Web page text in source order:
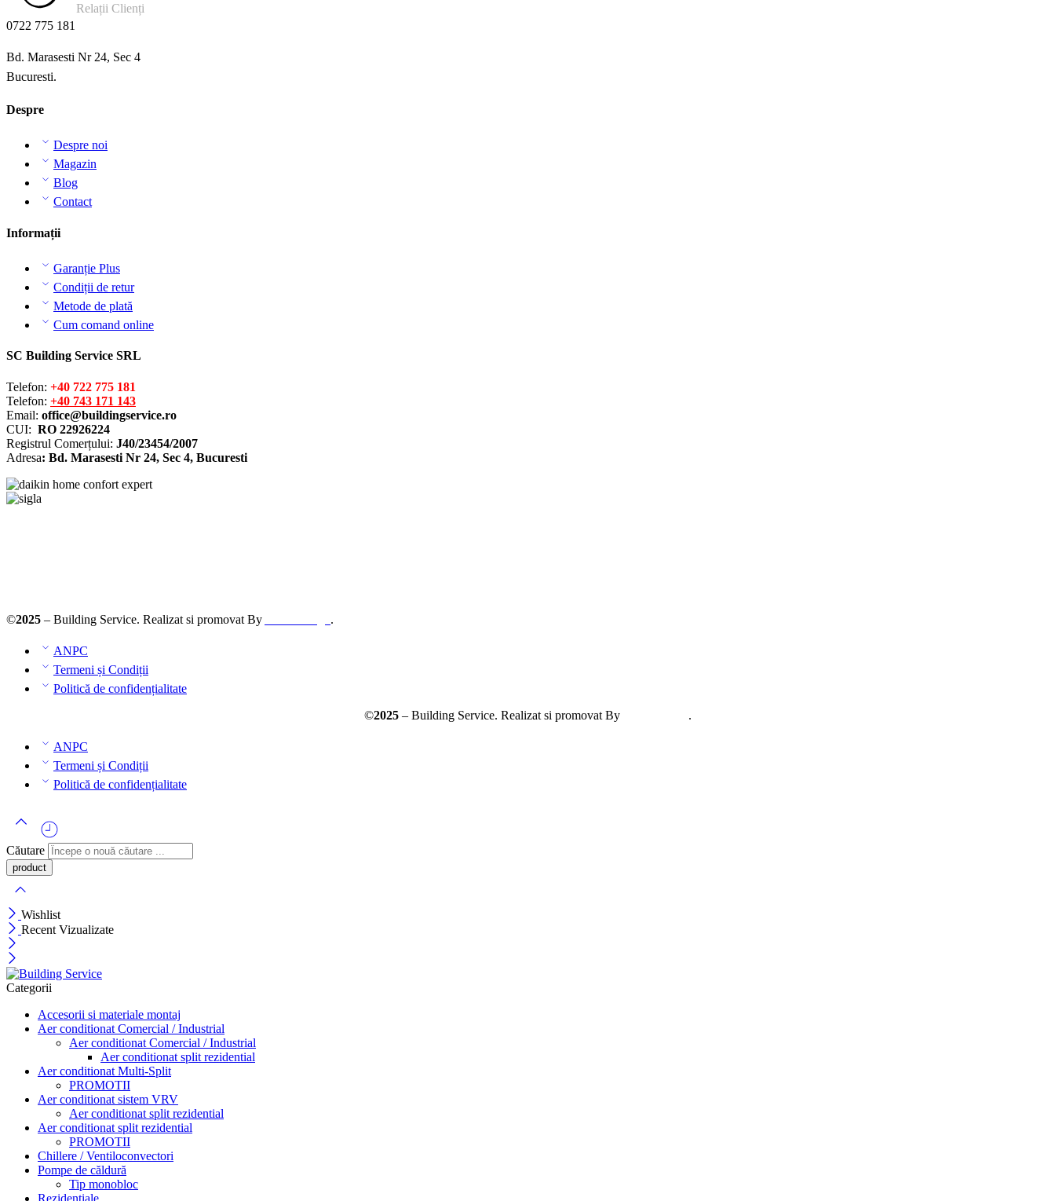
Relații Clienți
0722 775 181
Bd. Marasesti Nr 24, Sec 4
Bucuresti.
Despre
Despre noi
Magazin
Blog
Contact
Informații
Garanție Plus
Condiții de retur
Metode de plată
Cum comand online
SC Building Service SRL
Telefon: +40 722 775 181
Telefon: +40 743 171 143
Email: office@buildingservice.ro
CUI: RO 22926224
Registrul Comerțului: J40/23454/2007
Adresa: Bd. Marasesti Nr 24, Sec 4, Bucuresti
©2025 – Building Service. Realizat si promovat By .
ANPC
Termeni și Condiții
Politică de confidențialitate
©2025– Building Service. Realizat si promovat By .
ANPC
Termeni și Condiții
Politică de confidențialitate
Căutare
Wishlist
Recent Vizualizate
Categorii
Accesorii si materiale montaj
Aer conditionat Comercial / Industrial
Aer conditionat Comercial / Industrial
Aer conditionat split rezidential
Aer conditionat Multi-Split
PROMOTII
Aer conditionat sistem VRV
Aer conditionat split rezidential
Aer conditionat split rezidential
PROMOTII
Chillere / Ventiloconvectori
Pompe de căldură
Tip monobloc
Rezidențiale